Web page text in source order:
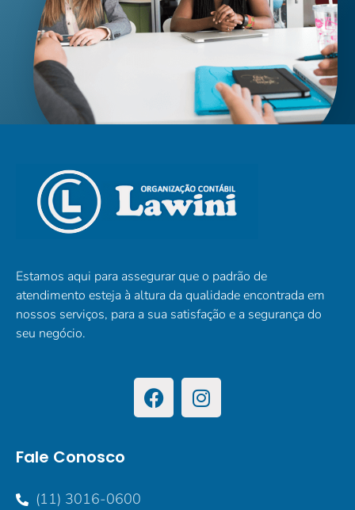
Estamos aqui para assegurar que o padrão de
atendimento esteja à altura da qualidade encontrada em
nossos serviços, para a sua satisfação e a segurança do
seu negócio.
Fale Conosco
(11) 3016-0600